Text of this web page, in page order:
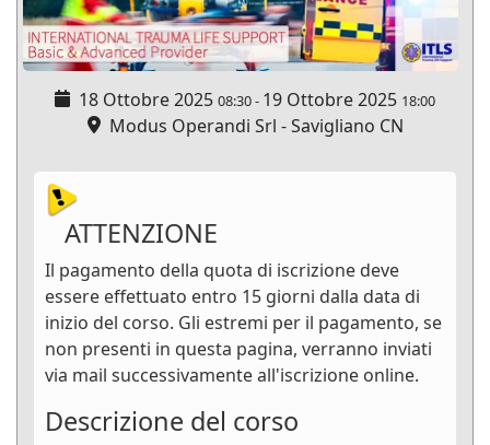
18 Ottobre 2025 08:30- 19 Ottobre 2025 18:00
Modus Operandi Srl - Savigliano CN
ATTENZIONE
Il pagamento della quota di iscrizione deve
essere effettuato entro 15 giorni dalla data di
inizio del corso. Gli estremi per il pagamento, se
non presenti in questa pagina, verranno inviati
via mail successivamente all'iscrizione online.
Descrizione del corso